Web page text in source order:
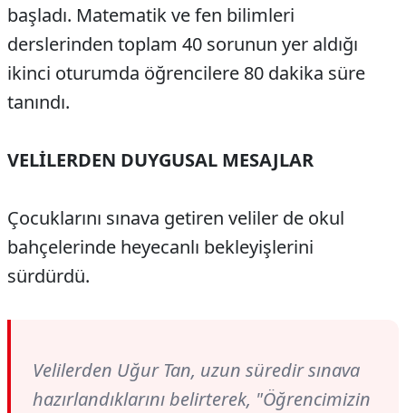
başladı. Matematik ve fen bilimleri
derslerinden toplam 40 sorunun yer aldığı
ikinci oturumda öğrencilere 80 dakika süre
tanındı.
VELİLERDEN DUYGUSAL MESAJLAR
Çocuklarını sınava getiren veliler de okul
bahçelerinde heyecanlı bekleyişlerini
sürdürdü.
Velilerden Uğur Tan, uzun süredir sınava
hazırlandıklarını belirterek, "Öğrencimizin